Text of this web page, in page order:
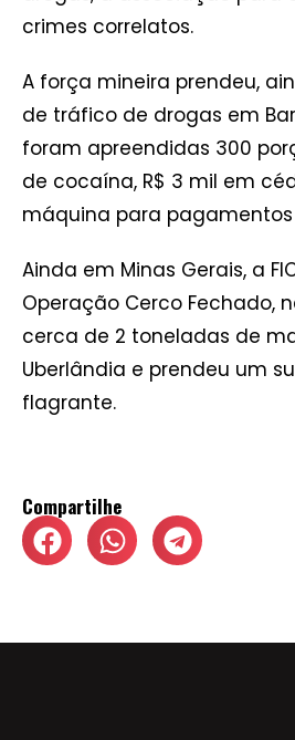
crimes correlatos.
A força mineira prendeu,
de tráfico de drogas em
foram apreendidas 300
de cocaína, R$ 3 mil em
máquina para
Ainda em Minas Gerais, a
Operação Cerco Fechado,
cerca de 2 toneladas de
Uberlândia e prendeu um
flagrante.
Compartilhe